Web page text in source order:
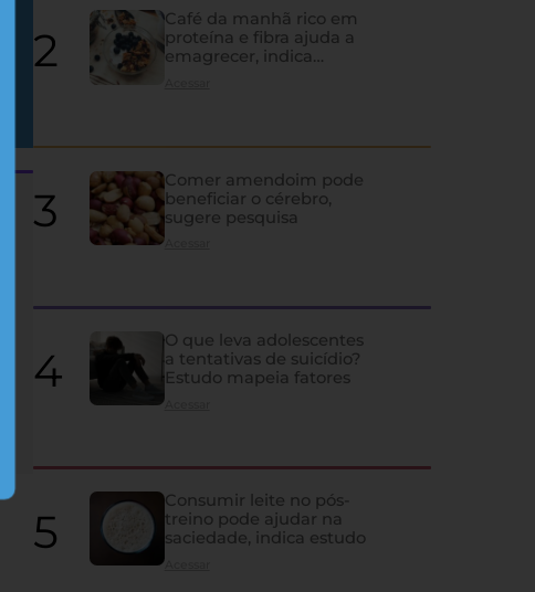
Os sinais de que a
despercebidos e os principais problemas que atingem a glândula
Café da manhã rico em
proteína e fibra ajuda a
emagrecer, indica
Comer amendoim pode
beneficiar o cérebro,
sugere pesquisa
Acessar
O que leva adolescentes
a tentativas de suicídio?
Estudo mapeia fatores
Acessar
Consumir leite no pós-
treino pode ajudar na
saciedade, indica estudo
Acessar